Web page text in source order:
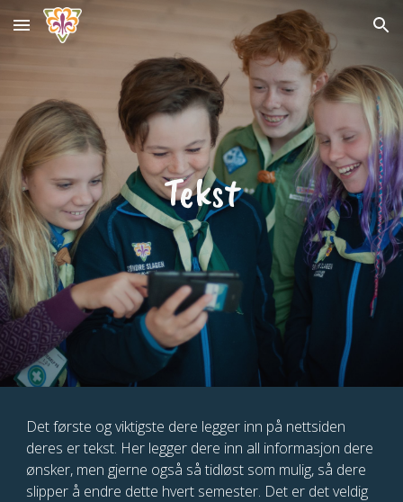
Skip to main content Skip to navigation
Tekst
Det første og viktigste dere legger inn på nettsiden
deres er tekst. Her legger dere inn all informasjon dere
ønsker, men gjerne også så tidløst som mulig, så dere
slipper å endre dette hvert semester. Det er det veldig